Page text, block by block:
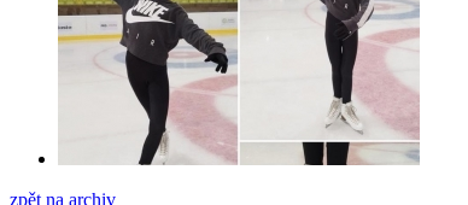
zpět na archiv